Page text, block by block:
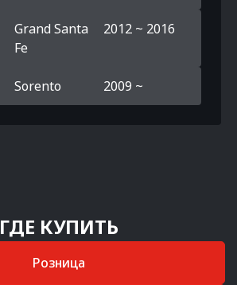
Grand Santa
Fe
2012 ~ 2016
Sorento 2009 ~
ГДЕ КУПИТЬ
Розница